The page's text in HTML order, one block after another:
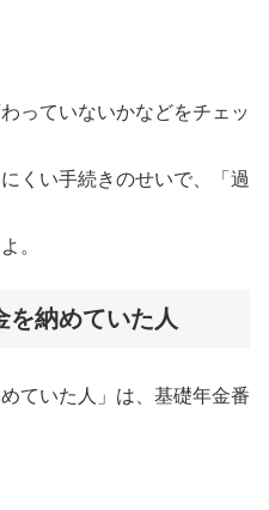
っていないかなどをチェッ
くい手続きのせいで、「過
。
を納めていた人
ていた人」は、基礎年金番